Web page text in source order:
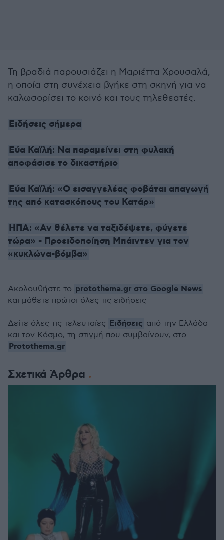
Τη βραδιά παρουσιάζει η Μαριέττα Χρουσαλά,
η οποία στη συνέχεια βγήκε στη σκηνή για να
καλωσορίσει το κοινό και τους τηλεθεατές.
Ειδήσεις σήμερα
Εύα Καϊλή: Να παραμείνει στη φυλακή
αποφάσισε το δικαστήριο
Εύα Καϊλή: «Ο εισαγγελέας φοβάται απαγωγή
της από κατασκόπους του Κατάρ»
ΗΠΑ: «Αν θέλετε να ταξιδέψετε, φύγετε
τώρα» - Προειδοποίηση Μπάιντεν για τον
«κυκλώνα-βόμβα»
Σχετικά Άρθρα
Ακολουθήστε το protothema.gr στο Google News
και μάθετε πρώτοι όλες τις ειδήσεις
Δείτε όλες τις τελευταίες Ειδήσεις από την Ελλάδα
και τον Κόσμο, τη στιγμή που συμβαίνουν, στο
Protothema.gr